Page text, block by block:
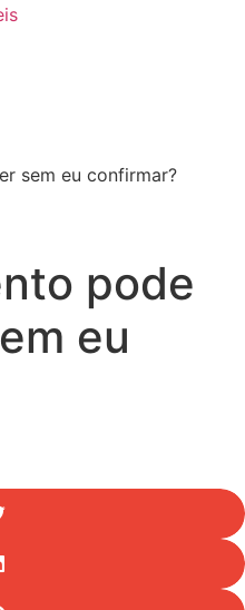
sem eu confirmar?
pode
eu